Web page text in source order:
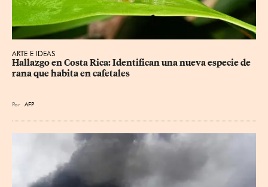
ARTE E IDEAS
Hallazgo en Costa Rica: Identifican una nueva especie de
rana que habita en cafetales
Por AFP